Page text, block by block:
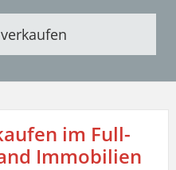
im Full-
Immobilien